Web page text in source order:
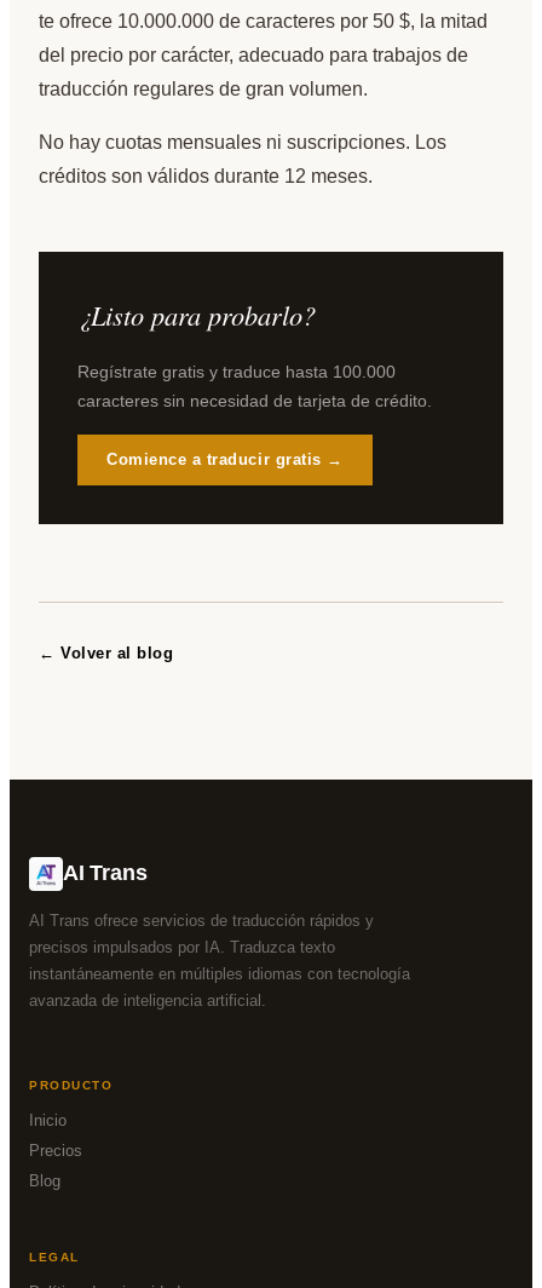
te ofrece 10.000.000 de caracteres por 50 $, la mitad
del precio por carácter, adecuado para trabajos de
traducción regulares de gran volumen.
No hay cuotas mensuales ni suscripciones. Los
créditos son válidos durante 12 meses.
¿Listo para probarlo?
Regístrate gratis y traduce hasta 100.000
caracteres sin necesidad de tarjeta de crédito.
Comience a traducir gratis →
← Volver al blog
AI Trans
AI Trans ofrece servicios de traducción rápidos y
precisos impulsados por IA. Traduzca texto
instantáneamente en múltiples idiomas con tecnología
avanzada de inteligencia artificial.
PRODUCTO
Inicio
Precios
Blog
LEGAL